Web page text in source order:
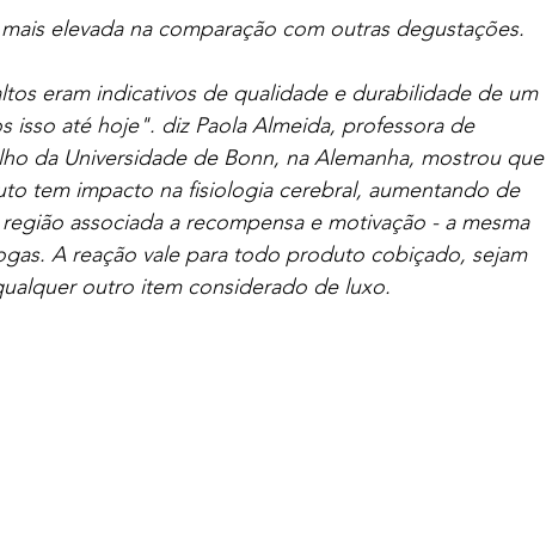
elevada na comparação com outras degustações.
eram indicativos de qualidade e durabilidade de um
isso até hoje". diz Paola Almeida, professora de
da Universidade de Bonn, na Alemanha, mostrou que
tem impacto na fisiologia cerebral, aumentando de
associada a recompensa e motivação - a mesma
A reação vale para todo produto cobiçado, sejam
outro item considerado de luxo.